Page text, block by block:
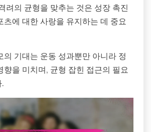
려의 균형을 맞추는 것은 성장 촉진
츠에 대한 사랑을 유지하는 데 중요
의 기대는 운동 성과뿐만 아니라 정
향을 미치며, 균형 잡힌 접근의 필요